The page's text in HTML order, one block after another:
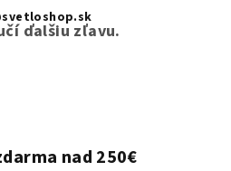
ďalšiu zľavu.
nad 250€